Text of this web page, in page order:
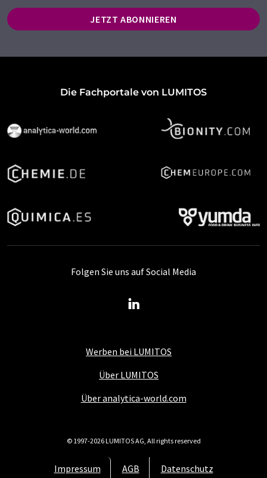
JETZT ABONNIEREN
Die Fachportale von LUMITOS
Werben bei LUMITOS
Über LUMITOS
Über analytica-world.com
Impressum AGB Datenschutz
Folgen Sie uns auf Social Media
© 1997-2026 LUMITOS AG, All rights reserved